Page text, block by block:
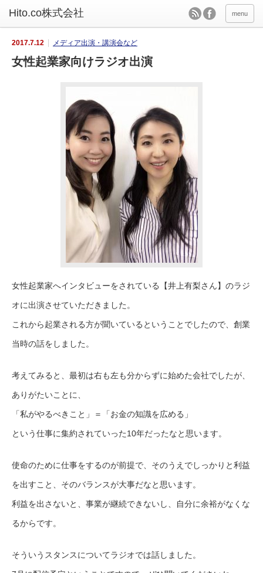
Hito.co株式会社 menu
2017.7.12 メディア出演・講演会など
女性起業家向けラジオ出演
女性起業家へインタビューをされている【井上有梨さん】 のラジ
オに出演させていただきました。
これから起業される方が聞いているということでしたので、創業
当時の話をしました。
考えてみると、最初は右も左も分からずに始めた会社でしたが、
ありがたいことに、
「私がやるべきこと」＝「お金の知識を広める」
という仕事に集約されていった10年だったなと思います。
使命のために仕事をするのが前提で、そのうえでしっかり と利益
を出すこと、そのバランスが大事だなと思います。
利益を出さないと、事業が継続できないし、自分に余裕がなくな
るからです。
そういうスタンスについてラジオでは話しました。